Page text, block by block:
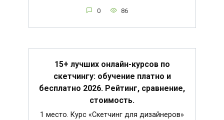
0 86
15+ лучших онлайн-курсов по
скетчингу: обучение платно и
бесплатно 2026. Рейтинг, сравнение,
стоимость.
1 место. Курс «Скетчинг для дизайнеров»